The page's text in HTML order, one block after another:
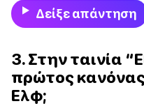
Δείξε απάντηση
3. Στην ταινία
πρώτος
Ελφ;